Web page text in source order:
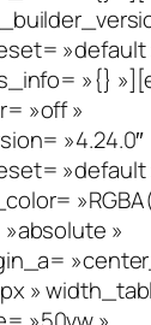
»default
»{}
»off »
»4.24.0″
»default
»
»